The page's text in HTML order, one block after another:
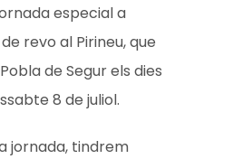
especial a
de revo al Pirineu, que
de Segur els dies
8 de juliol.
jornada, tindrem